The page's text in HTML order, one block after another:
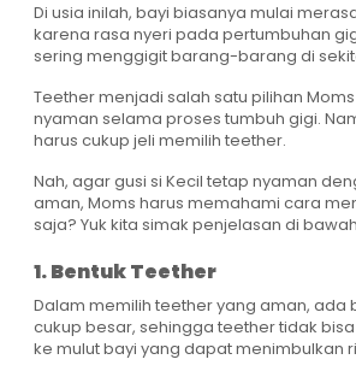
Di usia inilah, bayi biasanya mulai
karena rasa nyeri pada pertumbuhan
sering menggigit barang-barang di
Teether menjadi salah satu pilihan
nyaman selama proses tumbuh gigi.
harus cukup jeli memilih teether.
Nah, agar gusi si Kecil tetap nyaman
aman, Moms harus memahami cara
saja? Yuk kita simak penjelasan di
1. Bentuk Teether
Dalam memilih teether yang aman, ada
cukup besar, sehingga teether tidak
ke mulut bayi yang dapat menimbulkan